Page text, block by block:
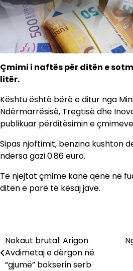
Çmimi i naftës për ditën e
litër.
Kështu është bërë e ditur nga
Ndërmarrësisë, Tregtisë dhe
publikuar përditësimin e
Sipas njoftimit, benzina kushton
ndërsa gazi 0.86 euro.
Të njëjtat çmime kanë qenë në
ditën e parë të kësaj jave.
Lëvizje
te
Nokaut brutal: Arigon
Avdimetaj e dërgon në
“gjumë” bokserin serb